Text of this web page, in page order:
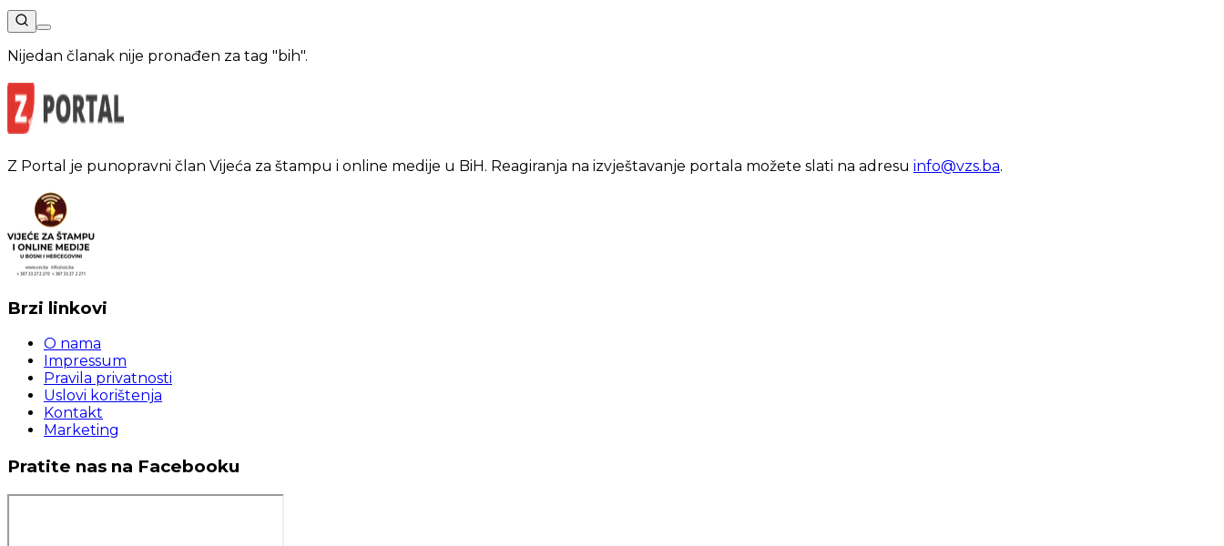
Nijedan članak nije pronađen za tag "bih".
Z Portal je punopravni član Vijeća za štampu i online medije u BiH. Reagiranja na izvještavanje portala možete slati na adresu info@vzs.ba.
Brzi linkovi
O nama
Impressum
Pravila privatnosti
Uslovi korištenja
Kontakt
Marketing
Pratite nas na Facebooku